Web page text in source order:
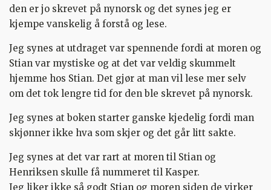
den er jo skrevet på nynorsk og det synes jeg er
kjempe vanskelig å forstå og lese.
Jeg synes at utdraget var spennende fordi at moren og
Stian var mystiske og at det var veldig skummelt
hjemme hos Stian. Det gjør at man vil lese mer selv
om det tok lengre tid for den ble skrevet på nynorsk.
Jeg synes at boken starter ganske kjedelig fordi man
skjønner ikke hva som skjer og det går litt sakte.
Jeg synes at det var rart at moren til Stian og
Henriksen skulle få nummeret til Kasper.
Jeg liker ikke så godt Stian og moren siden de virker